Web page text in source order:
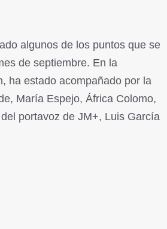
algunos de los puntos que se
de septiembre. En la
ha estado acompañado por la
María Espejo, África Colomo,
portavoz de JM+, Luis García